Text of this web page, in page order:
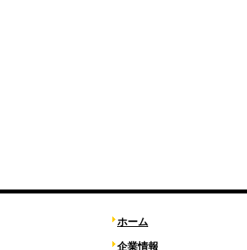
ホーム
企業情報